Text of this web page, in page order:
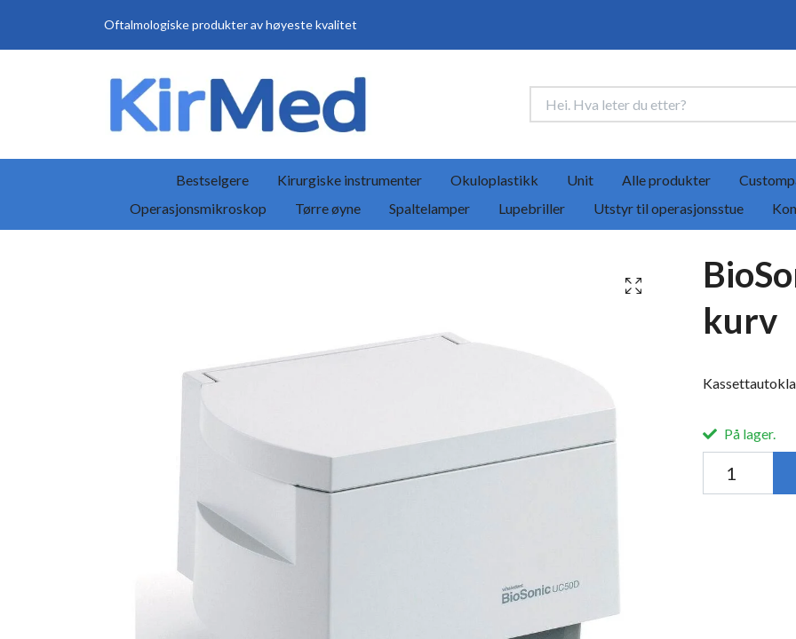
Oftalmologiske produkter av høyeste kvalitet
Bestselgere Kirurgiske instrumenter Okuloplastikk Unit Alle produkter
Operasjonsmikroskop
Tørre øyne Spaltelamper Lupebriller Utstyr til operasjonsstue
kurv
På lager.